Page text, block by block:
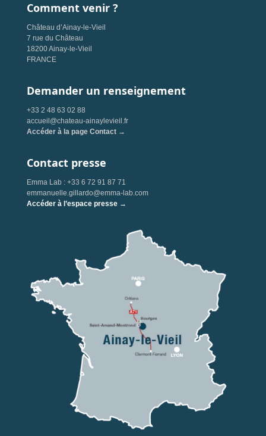
Comment venir ?
Château d’Ainay-le-Vieil
7 rue du Château
18200 Ainay-le-Vieil
FRANCE
Demander un renseignement
+33 2 48 63 02 88
accueil@chateau-ainaylevieil.fr
Accéder à la page Contact →
Contact presse
Emma Lab : +33 6 72 91 87 71
emmanuelle.gillardo@emma-lab.com
Accéder à l’espace presse →